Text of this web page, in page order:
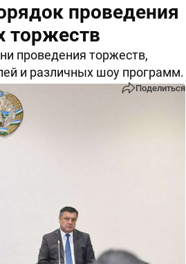
проведения
торжеств
проведения торжеств,
и различных шоу программ.
Поделиться